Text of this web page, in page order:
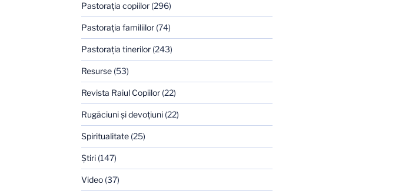
Pastoraţia copiilor(296)
Pastoraţia familiilor(74)
Pastoraţia tinerilor(243)
Resurse(53)
Revista Raiul Copiilor(22)
Rugăciuni şi devoţiuni(22)
Spiritualitate(25)
Ştiri(147)
Video(37)